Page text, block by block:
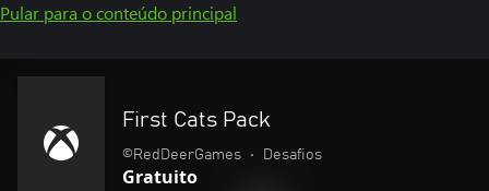
Pular para o conteúdo principal
First Cats Pack
©RedDeerGames • Desafios
Gratuito